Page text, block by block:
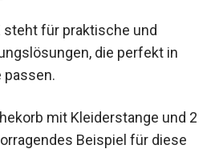
steht für praktische und
die perfekt in
passen.
mit Kleiderstange und 2
Beispiel für diese